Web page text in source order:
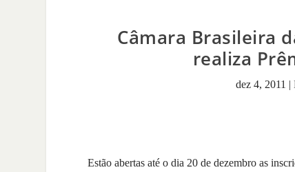
Câmara Brasileira
realiza
dez 4, 2011 |
Estão abertas até o dia 20 de dezembro as